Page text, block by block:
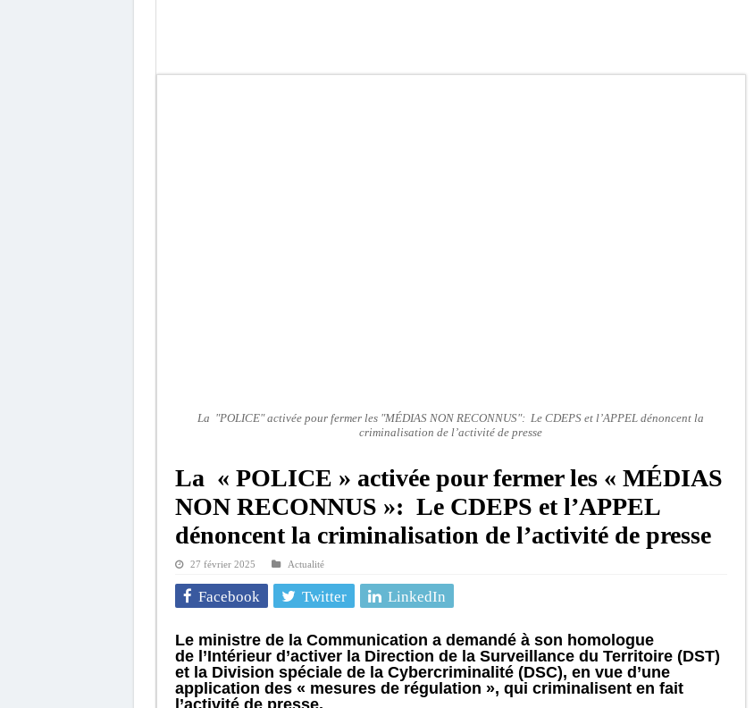
La "POLICE" activée pour fermer les "MÉDIAS NON RECONNUS": Le CDEPS et l’APPEL dénoncent la
criminalisation de l’activité de presse
La « POLICE » activée pour fermer les « MÉDIAS
NON RECONNUS »: Le CDEPS et l’APPEL
dénoncent la criminalisation de l’activité de presse
27 février 2025 Actualité
Facebook Twitter LinkedIn
Le ministre de la Communication a demandé à son homologue
de l’Intérieur d’activer la Direction de la Surveillance du Territoire (DST)
et la Division spéciale de la Cybercriminalité (DSC), en vue d’une
application des « mesures de régulation », qui criminalisent en fait